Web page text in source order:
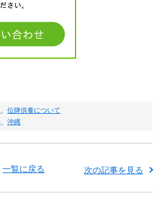
、位牌供養について
、沖縄
一覧に戻る 次の記事を見る